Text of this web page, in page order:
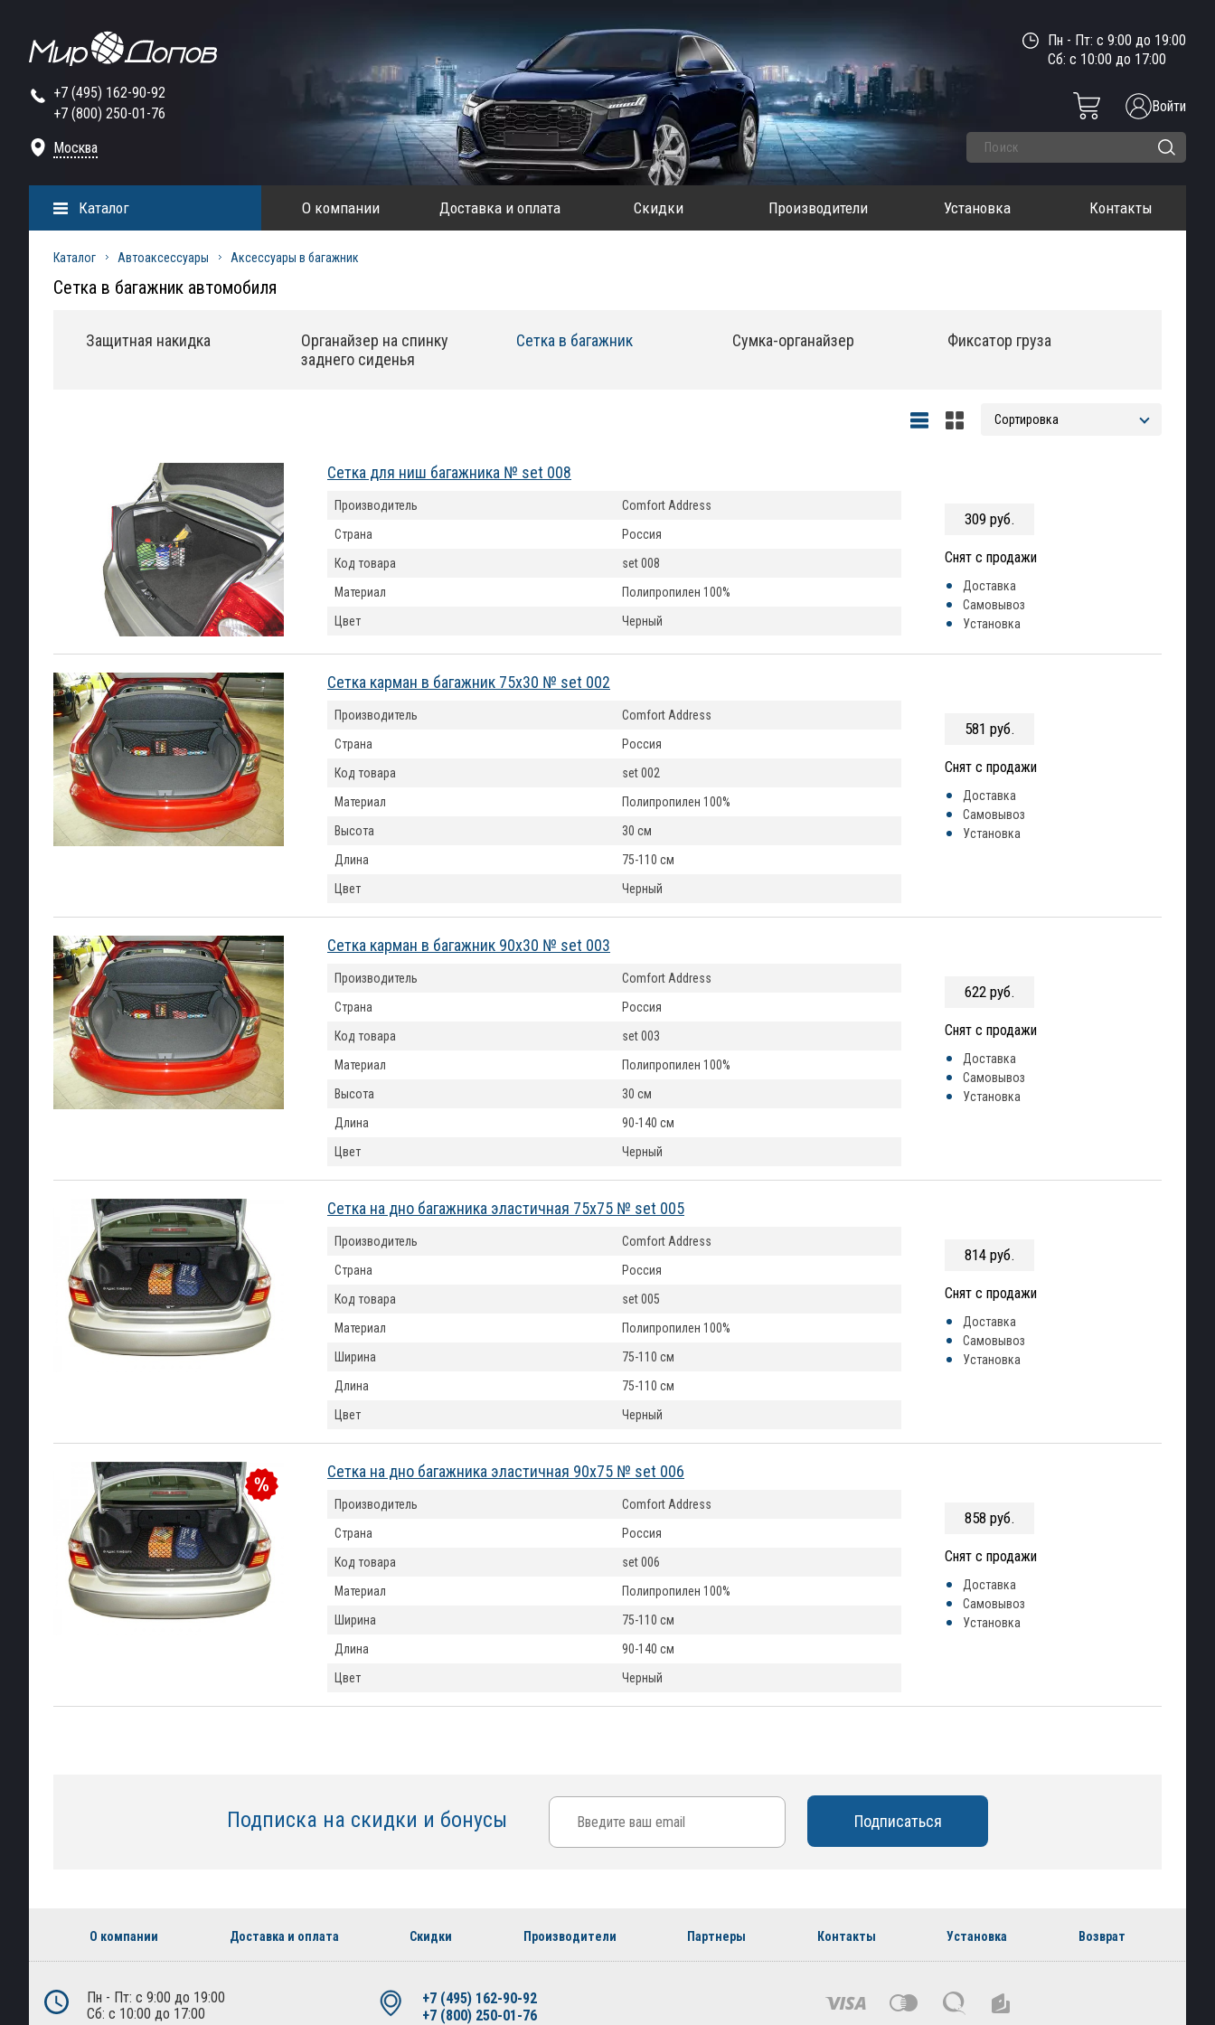
+7 (495) 162-90-92
+7 (800) 250-01-76
Москва
Пн - Пт: с 9:00 до 19:00
Сб: с 10:00 до 17:00
Войти
О компании Доставка и оплата Скидки Производители Установка Контакты
Каталог
Каталог Автоаксессуары Аксессуары в багажник
Сетка в багажник автомобиля
Защитная накидка
Органайзер на спинку
заднего сиденья
Сетка в багажник Сумка-органайзер Фиксатор груза
Сетка для ниш багажника № set 008
309 руб.
Снят с продажи
Доставка
Самовывоз
Установка
Производитель
Comfort Address
Страна
Россия
Код товара
set 008
Материал
Полипропилен 100%
Цвет
Черный
Сетка карман в багажник 75х30 № set 002
581 руб.
Снят с продажи
Доставка
Самовывоз
Установка
Производитель
Comfort Address
Страна
Россия
Код товара
set 002
Материал
Полипропилен 100%
Высота
30 см
Длина
75-110 см
Цвет
Черный
Сетка карман в багажник 90х30 № set 003
622 руб.
Снят с продажи
Доставка
Самовывоз
Установка
Производитель
Comfort Address
Страна
Россия
Код товара
set 003
Материал
Полипропилен 100%
Высота
30 см
Длина
90-140 см
Цвет
Черный
Сетка на дно багажника эластичная 75х75 № set 005
814 руб.
Снят с продажи
Доставка
Самовывоз
Установка
Производитель
Comfort Address
Страна
Россия
Код товара
set 005
Материал
Полипропилен 100%
Ширина
75-110 см
Длина
75-110 см
Цвет
Черный
Сетка на дно багажника эластичная 90х75 № set 006
858 руб.
Снят с продажи
Доставка
Самовывоз
Установка
Производитель
Comfort Address
Страна
Россия
Код товара
set 006
Материал
Полипропилен 100%
Ширина
75-110 см
Длина
90-140 см
Цвет
Черный
Подписка на скидки и бонусы
О компании Доставка и оплата Скидки Производители Партнеры Контакты Установка Возврат
Пн - Пт: с 9:00 до 19:00
Сб: с 10:00 до 17:00
+7 (495) 162-90-92
+7 (800) 250-01-76